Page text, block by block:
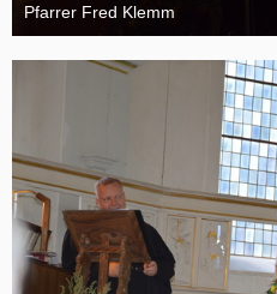
Pfarrer Fred Klemm
18. August 2015